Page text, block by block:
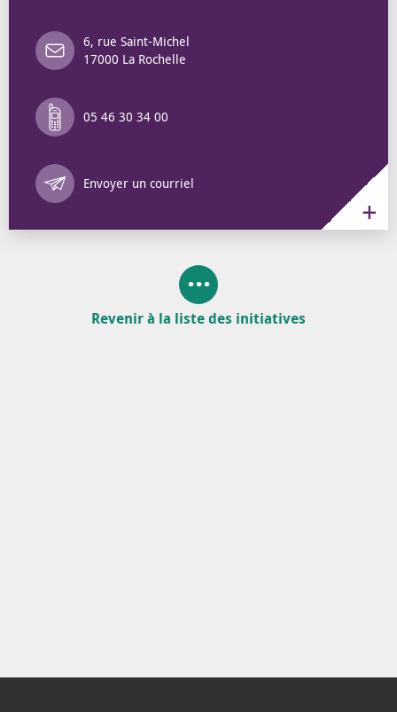
6, rue Saint-Michel
17000 La Rochelle
05 46 30 34 00
Envoyer un courriel
Annuaire
Revenir à la liste des initiatives